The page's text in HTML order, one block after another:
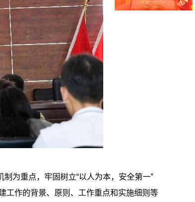
为重点，牢固树立“以人为本，安全第一”
工作的背景、原则、工作重点和实施细则等